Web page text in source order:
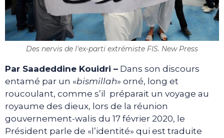
Des nervis de l'ex-parti extrémiste FIS. New Press
Par Saadeddine Kouidri – Dans son discours
entamé par un «bismillah» orné, long et
roucoulant, comme s’il préparait un voyage au
royaume des dieux, lors de la réunion
gouvernement-walis du 17 février 2020, le
Président parle de «l’identité» qui est traduite